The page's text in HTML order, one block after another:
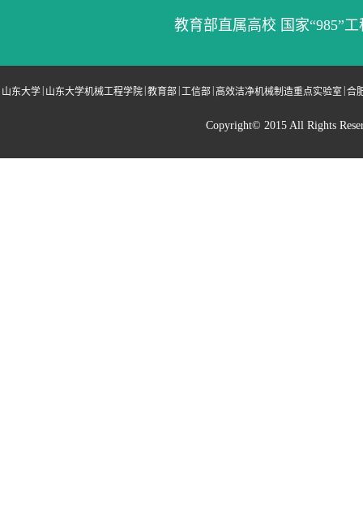
教育部直属高校 国家“985”
山东大学 | 山东大学机械工程学院 |教育部 | 工信部 |高效洁净机械制造重点实验室 |合
Copyright© 2015 All Rights